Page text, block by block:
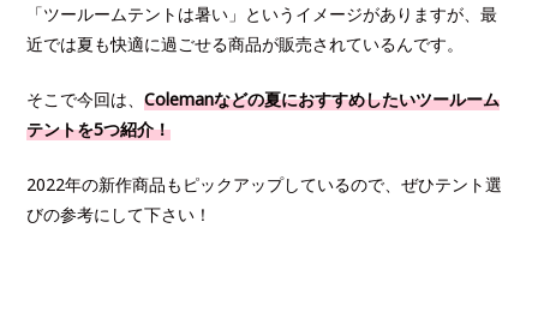
「ツールームテントは暑い」というイメージがありますが、最
近では夏も快適に過ごせる商品が販売されているんです。
そこで今回は、Colemanなどの夏におすすめしたいツールーム
テントを5つ紹介！
2022年の新作商品もピックアップしているので、ぜひテント選
びの参考にして下さい！